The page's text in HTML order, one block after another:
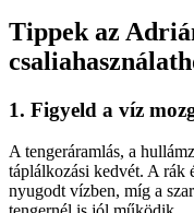
Tippek az
1. Figyeld a víz
A tengeráramlás, a
táplálkozási kedvét. A rák
nyugodt vízben, míg a